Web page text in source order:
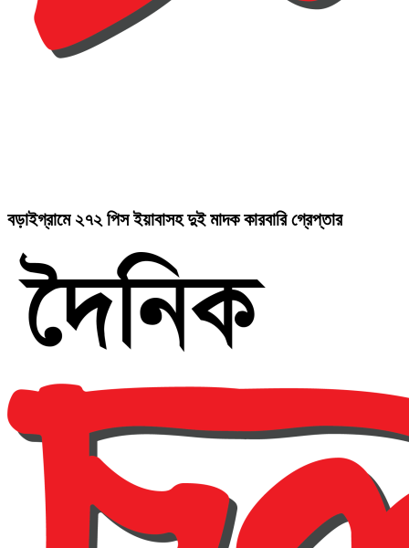
বড়াইগ্রামে ২৭২ পিস ইয়াবাসহ দুই মাদক কারবারি গ্রেপ্তার